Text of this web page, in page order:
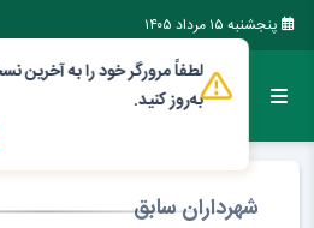
پنجشنبه ۱۵ مرداد ۱۴۰۵
شهرداران سابق
به‌روز کنید.